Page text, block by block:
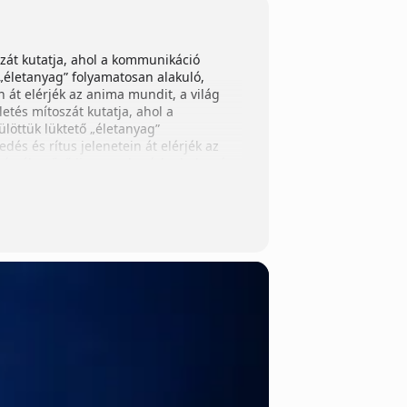
kutatja, ahol a kommunikáció
folyamatosan alakuló,
át elérjék az anima mundit, a világ
mítoszát kutatja, ahol a
lüktető „életanyag”
és rítus jelenetein át elérjék az
ára a kereslet-kínálat